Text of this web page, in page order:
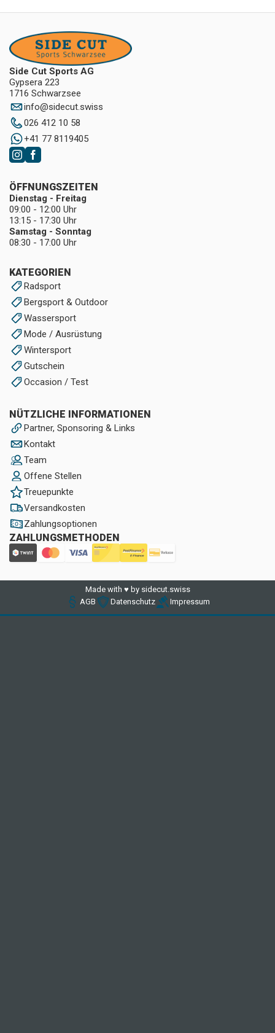
Side Cut Sports AG
Gypsera 223
1716 Schwarzsee
info@sidecut.swiss
026 412 10 58
+41 77 8119405
KATEGORIEN
Radsport
Bergsport & Outdoor
Wassersport
Mode / Ausrüstung
Wintersport
Gutschein
Occasion / Test
NÜTZLICHE INFORMATIONEN
Partner, Sponsoring & Links
Kontakt
Team
Offene Stellen
Treuepunkte
Versandkosten
Zahlungsoptionen
ZAHLUNGSMETHODEN
ÖFFNUNGSZEITEN
Dienstag - Freitag
09:00 - 12:00 Uhr
13:15 - 17:30 Uhr
Samstag - Sonntag
08:30 - 17:00 Uhr
Made with ♥ by sidecut.swiss
AGB
Datenschutz Impressum